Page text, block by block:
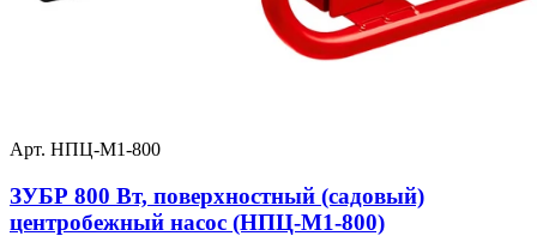
Арт. НПЦ-М1-800
ЗУБР 800 Вт, поверхностный (садовый)
центробежный насос (НПЦ-М1-800)